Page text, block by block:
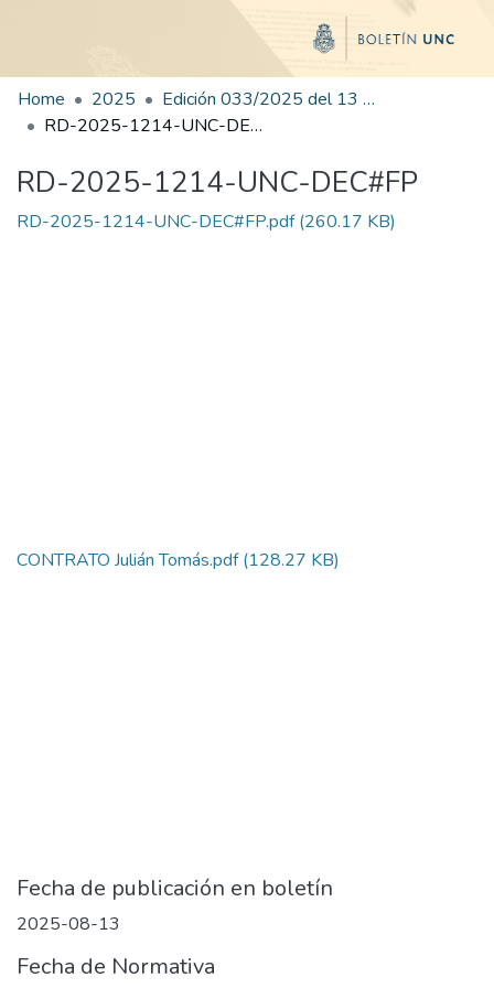
Home 2025
Edición 033/2025 del 13 de agosto de 2025
RD-2025-1214-UNC-DEC#FP
RD-2025-1214-UNC-DEC#FP
RD-2025-1214-UNC-DEC#FP.pdf(260.17 KB)
CONTRATO Julián Tomás.pdf(128.27 KB)
Fecha de publicación en boletín
2025-08-13
Fecha de Normativa